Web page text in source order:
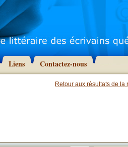
Liens Contactez-nous
Retour aux résultats de la